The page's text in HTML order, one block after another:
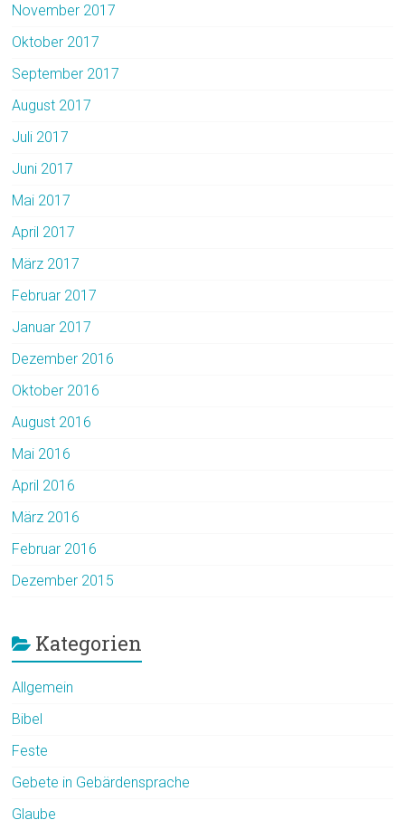
November 2017
Oktober 2017
September 2017
August 2017
Juli 2017
Juni 2017
Mai 2017
April 2017
März 2017
Februar 2017
Januar 2017
Dezember 2016
Oktober 2016
August 2016
Mai 2016
April 2016
März 2016
Februar 2016
Dezember 2015
Kategorien
Allgemein
Bibel
Feste
Gebete in Gebärdensprache
Glaube